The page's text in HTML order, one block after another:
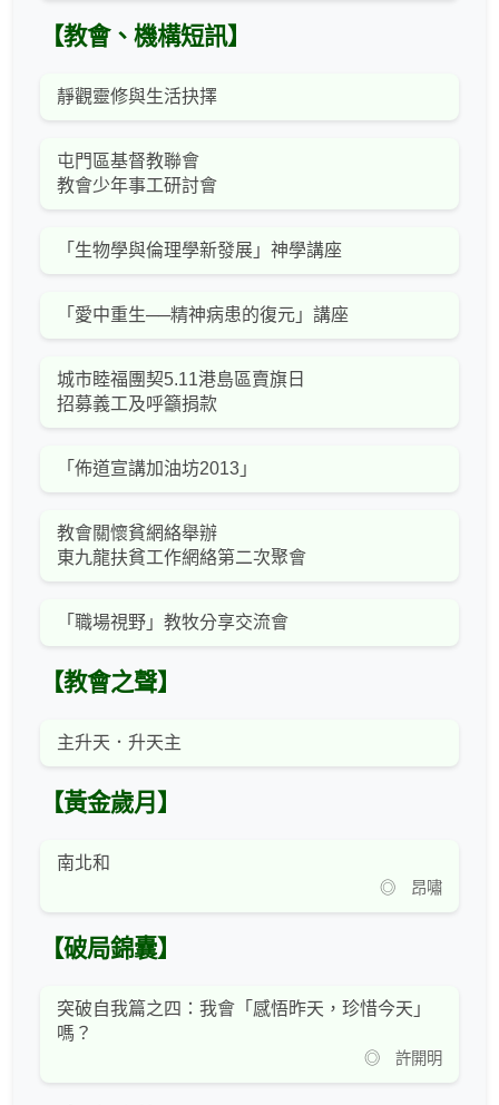
【教會、機構短訊】
靜觀靈修與生活抉擇
屯門區基督教聯會
教會少年事工研討會
「生物學與倫理學新發展」神學講座
「愛中重生──精神病患的復元」講座
城市睦福團契5.11港島區賣旗日
招募義工及呼籲捐款
「佈道宣講加油坊2013」
教會關懷貧網絡舉辦
東九龍扶貧工作網絡第二次聚會
「職場視野」教牧分享交流會
【教會之聲】
主升天．升天主
【黃金歲月】
南北和
◎ 昂嘯
【破局錦囊】
突破自我篇之四：我會「感悟昨天，珍惜今天」
嗎？
◎ 許開明